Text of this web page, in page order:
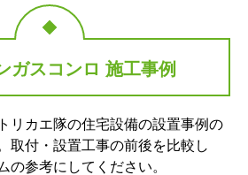
ガスコンロ 施工事例
リカエ隊の住宅設備の設置事例の
取付・設置工事の前後を比較し
の参考にしてください。